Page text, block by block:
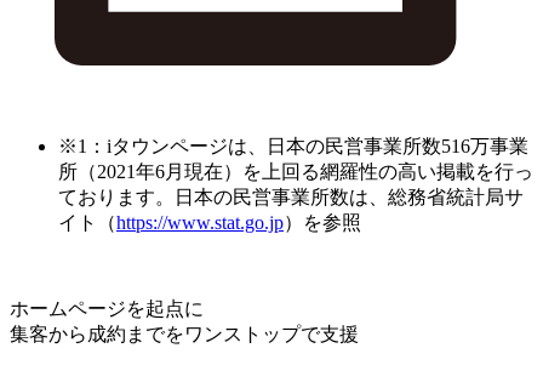
※1：iタウンページは、日本の民営事業所数516万事業
所（2021年6月現在）を上回る網羅性の高い掲載を行っ
ております。日本の民営事業所数は、総務省統計局サ
イト（https://www.stat.go.jp）を参照
ホームページを起点に
集客から成約までをワンストップで支援